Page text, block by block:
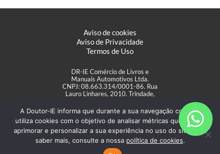
Aviso de cookies
Aviso de Privacidade
Termos de Uso
DR-IE Comércio de Livros e
Manuais Automotivos Ltda.
CNPJ: 08.663.314/0001-86. Rua
Lauro Linhares, 2010. Trindade,
A Doutor-IE informa que durante a sua navegação coleta e
utiliza cookies com o objetivo de analisar métricas que podem
aprimorar e personalizar a sua experiência no uso do site. Para
saber mais, consulte a nossa política de cookies.